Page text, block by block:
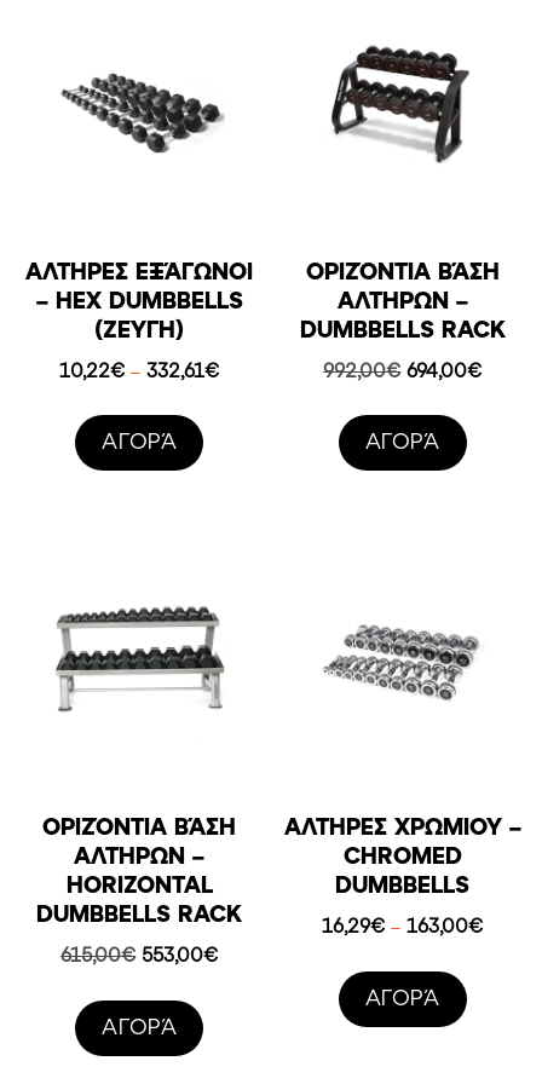
ΑΛΤΉΡΕΣ ΕΞΆΓΩΝΟΙ
– HEX DUMBBELLS
(ΖΕΎΓΗ)
10,22€ – 332,61€Price
AΓΟΡΆ
ΟΡΙΖΌΝΤΙΑ ΒΆΣΗ
ΑΛΤΉΡΩΝ –
DUMBBELLS RACK
992,00€ Original
was:
992,00€.
694,00€Η
AΓΟΡΆ
ΟΡΙΖΌΝΤΙΑ ΒΆΣΗ
ΑΛΤΉΡΩΝ –
HORIZONTAL
DUMBBELLS RACK
615,00€ Original
was:
615,00€.
553,00€Η
AΓΟΡΆ
ΑΛΤΉΡΕΣ ΧΡΩΜΊΟΥ –
CHROMED
DUMBBELLS
16,29€ – 163,00€Price
AΓΟΡΆ